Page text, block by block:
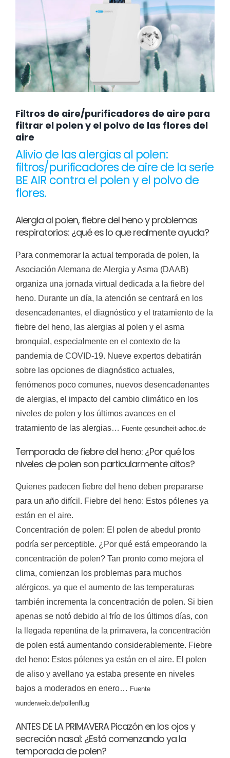
Filtros de aire/purificadores de aire para
filtrar el polen y el polvo de las flores del
aire
Alivio de las alergias al polen:
filtros/purificadores de aire de la serie
BE AIR contra el polen y el polvo de
flores.
Alergia al polen, fiebre del heno y problemas
respiratorios: ¿qué es lo que realmente ayuda?
Para conmemorar la actual temporada de polen, la
Asociación Alemana de Alergia y Asma (DAAB)
organiza una jornada virtual dedicada a la fiebre del
heno. Durante un día, la atención se centrará en los
desencadenantes, el diagnóstico y el tratamiento de la
fiebre del heno, las alergias al polen y el asma
bronquial, especialmente en el contexto de la
pandemia de COVID-19. Nueve expertos debatirán
sobre las opciones de diagnóstico actuales,
fenómenos poco comunes, nuevos desencadenantes
de alergias, el impacto del cambio climático en los
niveles de polen y los últimos avances en el
tratamiento de las alergias… Fuente gesundheit-adhoc.de
Temporada de fiebre del heno: ¿Por qué los
niveles de polen son particularmente altos?
Quienes padecen fiebre del heno deben prepararse
para un año difícil. Fiebre del heno: Estos pólenes ya
están en el aire.
Concentración de polen: El polen de abedul pronto
podría ser perceptible. ¿Por qué está empeorando la
concentración de polen? Tan pronto como mejora el
clima, comienzan los problemas para muchos
alérgicos, ya que el aumento de las temperaturas
también incrementa la concentración de polen. Si bien
apenas se notó debido al frío de los últimos días, con
la llegada repentina de la primavera, la concentración
de polen está aumentando considerablemente. Fiebre
del heno: Estos pólenes ya están en el aire. El polen
de aliso y avellano ya estaba presente en niveles
bajos a moderados en enero… Fuente
wunderweib.de/pollenflug
ANTES DE LA PRIMAVERA Picazón en los ojos y
secreción nasal: ¿Está comenzando ya la
temporada de polen?